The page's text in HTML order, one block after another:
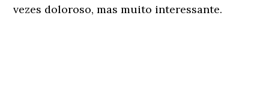
vezes doloroso, mas muito interessante.